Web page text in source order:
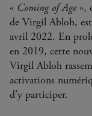
« Coming of Age»,
de Virgil Abloh,
avril 2022. En
en 2019, cette
Virgil Abloh
activations
d’y participer.